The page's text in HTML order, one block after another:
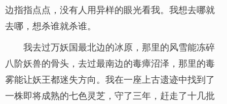
边指指点点，没有人用异样的眼光看我。我想去哪就
去哪，想杀谁就杀谁。
我去过万妖国最北边的冰原，那里的风雪能冻碎
八阶妖兽的骨头，去过最南边的毒瘴沼泽，那里的毒
雾能让妖王都迷失方向。我在一座上古遗迹中找到了
一株即将成熟的七色灵芝，守了三年，赶走了十几批